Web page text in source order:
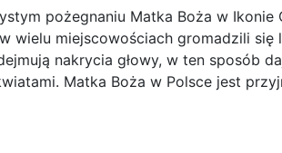
pożegnaniu Matka Boża w
wielu miejscowościach gromadzili
nakrycia głowy, w ten sposób
Matka Boża w Polsce jest